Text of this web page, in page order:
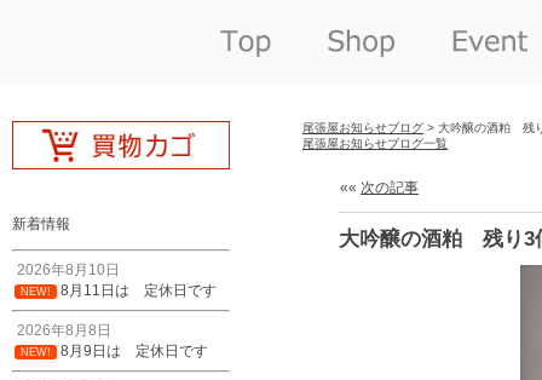
新着情報
2026年8月10日
NEW! 8月11日は 定休日です
2026年8月8日
NEW! 8月9日は 定休日です
尾張屋お知らせブログ > 大吟醸の酒粕 残
尾張屋お知らせブログ一覧
«« 次の記事
大吟醸の酒粕 残り3